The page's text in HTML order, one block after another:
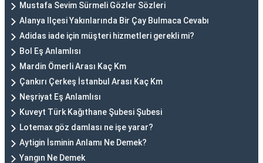
Mustafa Sevim Sürmeli Gözler Sözleri
Alanya Ilçesi Yakınlarında Bir Çay Bulmaca Cevabı
Adidas iade için müşteri hizmetleri gerekli mi?
Bol Eş Anlamlısı
Mardin Ömerli Arası Kaç Km
Çankırı Çerkeş İstanbul Arası Kaç Km
Neşriyat Eş Anlamlısı
Kuveyt Türk Kağıthane Şubesi Şubesi
Lotemax göz damlası ne işe yarar?
Aytigin İsminin Anlamı Ne Demek?
Yangın Ne Demek